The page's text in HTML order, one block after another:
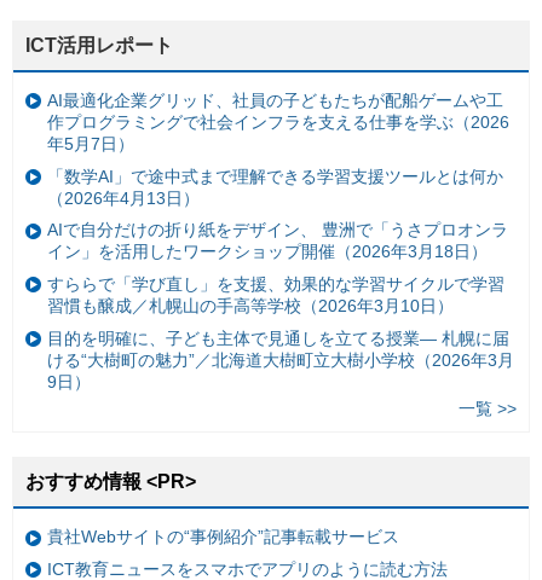
ICT活用レポート
AI最適化企業グリッド、社員の子どもたちが配船ゲームや工
作プログラミングで社会インフラを支える仕事を学ぶ（2026
年5月7日）
「数学AI」で途中式まで理解できる学習支援ツールとは何か
（2026年4月13日）
AIで自分だけの折り紙をデザイン、 豊洲で「うさプロオンラ
イン」を活用したワークショップ開催（2026年3月18日）
すららで「学び直し」を支援、効果的な学習サイクルで学習
習慣も醸成／札幌山の手高等学校（2026年3月10日）
目的を明確に、子ども主体で見通しを立てる授業— 札幌に届
ける“大樹町の魅力”／北海道大樹町立大樹小学校（2026年3月
9日）
一覧 >>
おすすめ情報 <PR>
貴社Webサイトの“事例紹介”記事転載サービス
ICT教育ニュースをスマホでアプリのように読む方法